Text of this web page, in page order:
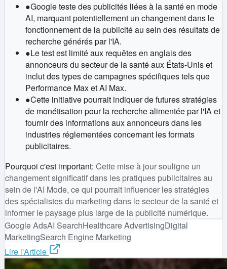
●Google teste des publicités liées à la santé en mode
AI, marquant potentiellement un changement dans le
fonctionnement de la publicité au sein des résultats de
recherche générés par l'IA.
●Le test est limité aux requêtes en anglais des
annonceurs du secteur de la santé aux États-Unis et
inclut des types de campagnes spécifiques tels que
Performance Max et AI Max.
●Cette initiative pourrait indiquer de futures stratégies
de monétisation pour la recherche alimentée par l'IA et
fournir des informations aux annonceurs dans les
industries réglementées concernant les formats
publicitaires.
Pourquoi c'est important: Cette mise à jour souligne un
changement significatif dans les pratiques publicitaires au
sein de l'AI Mode, ce qui pourrait influencer les stratégies
des spécialistes du marketing dans le secteur de la santé et
informer le paysage plus large de la publicité numérique.
Google AdsAI SearchHealthcare AdvertisingDigital
MarketingSearch Engine Marketing
Lire l'Article